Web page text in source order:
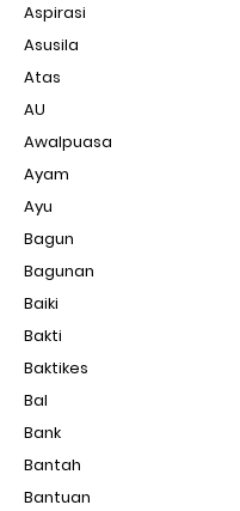
Aspirasi
Asusila
Atas
AU
Awalpuasa
Ayam
Ayu
Bagun
Bagunan
Baiki
Bakti
Baktikes
Bal
Bank
Bantah
Bantuan